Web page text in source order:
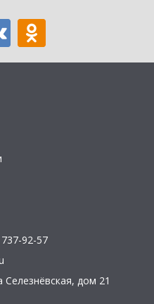
92-57
Селезнёвская, дом 21